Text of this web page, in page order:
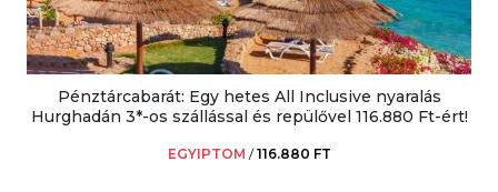
Pénztárcabarát: Egy hetes All Inclusive nyaralás
Hurghadán 3*-os szállással és repülővel 116.880 Ft-ért!
EGYIPTOM /116.880 FT